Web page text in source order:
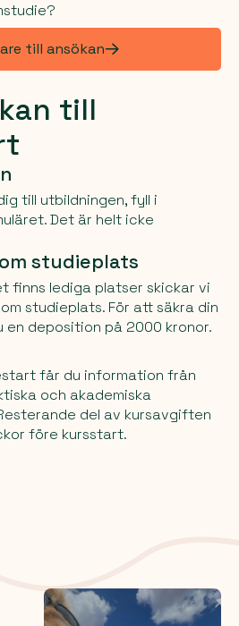
till ansökan
till
till utbildningen, fyll i
Det är helt icke
studieplats
finns lediga platser skickar vi
studieplats. För att säkra din
en deposition på 2000 kronor.
får du information från
och akademiska
del av kursavgiften
före kursstart.